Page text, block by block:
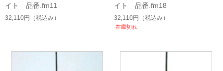
イト 品番.fm11
32,110円 （税込み）
イト 品番.fm18
32,110円 （税込み）
在庫切れ